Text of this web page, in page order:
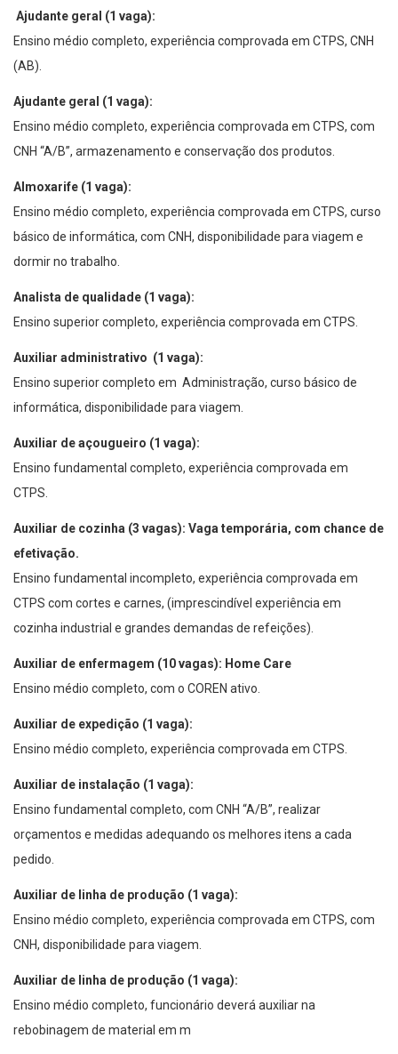
Ajudante geral (1 vaga):
Ensino médio completo, experiência comprovada em CTPS, CNH
(AB).
Ajudante geral (1 vaga):
Ensino médio completo, experiência comprovada em CTPS, com
CNH “A/B”, armazenamento e conservação dos produtos.
Almoxarife (1 vaga):
Ensino médio completo, experiência comprovada em CTPS, curso
básico de informática, com CNH, disponibilidade para viagem e
dormir no trabalho.
Analista de qualidade (1 vaga):
Ensino superior completo, experiência comprovada em CTPS.
Auxiliar administrativo (1 vaga):
Ensino superior completo em Administração, curso básico de
informática, disponibilidade para viagem.
Auxiliar de açougueiro (1 vaga):
Ensino fundamental completo, experiência comprovada em
CTPS.
Auxiliar de cozinha (3 vagas): Vaga temporária, com chance de
efetivação.
Ensino fundamental incompleto, experiência comprovada em
CTPS com cortes e carnes, (imprescindível experiência em
cozinha industrial e grandes demandas de refeições).
Auxiliar de enfermagem (10 vagas): Home Care
Ensino médio completo, com o COREN ativo.
Auxiliar de expedição (1 vaga):
Ensino médio completo, experiência comprovada em CTPS.
Auxiliar de instalação (1 vaga):
Ensino fundamental completo, com CNH “A/B”, realizar
orçamentos e medidas adequando os melhores itens a cada
pedido.
Auxiliar de linha de produção (1 vaga):
Ensino médio completo, experiência comprovada em CTPS, com
CNH, disponibilidade para viagem.
Auxiliar de linha de produção (1 vaga):
Ensino médio completo, funcionário deverá auxiliar na
rebobinagem de material em m